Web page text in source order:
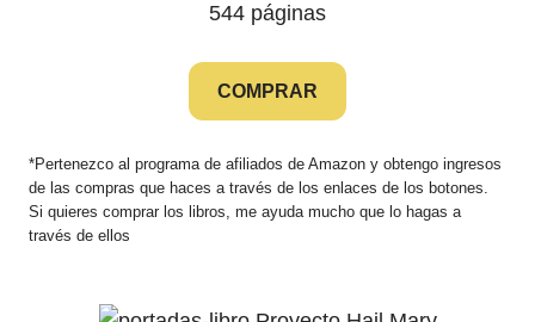
544 páginas
COMPRAR
*Pertenezco al programa de afiliados de Amazon y obtengo ingresos
de las compras que haces a través de los enlaces de los botones.
Si quieres comprar los libros, me ayuda mucho que lo hagas a
través de ellos